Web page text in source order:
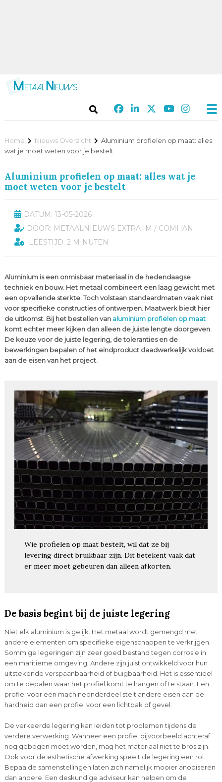
Home Nieuws Overzicht
Aluminium profielen op maat: alles
wat je moet weten voor je bestelt
Aluminium profielen op maat: alles wat je
moet weten voor je bestelt
DATUM: 13-05-2026
DOOR: METAALNIEUWS EXTRA IM / COMHAN
LEESTIJD: 2 MINUTEN
Aluminium is een onmisbaar materiaal in de hedendaagse
techniek en bouw. Het metaal combineert een laag gewicht met
een opvallende sterkte. Toch volstaan standaardmaten vaak niet
voor specifieke constructies of ontwerpen. Maatwerk biedt hier
de uitkomst. Bij het bestellen vanaluminium profielen op maat
komt echter meer kijken dan alleen de juiste lengte doorgeven.
De keuze voor de juiste legering, de toleranties en de
bewerkingen bepalen of het eindproduct daadwerkelijk voldoet
aan de eisen van het project.
Wie profielen op maat bestelt, wil dat ze bij
levering direct bruikbaar zijn. Dit betekent vaak dat
er meer moet gebeuren dan alleen afkorten.
De basis begint bij de juiste legering
Niet elk aluminium is gelijk. Het metaal wordt gemengd met
andere elementen om specifieke eigenschappen te verkrijgen.
Sommige legeringen zijn zeer goed bestand tegen corrosie in
een maritieme omgeving. Andere zijn juist ontwikkeld voor hun
uitstekende verspaanbaarheid of buigbaarheid. Het is essentieel
om te bepalen waar het profiel komt te hangen of te staan. Een
profiel voor een machineonderdeel stelt andere eisen aan de
hardheid dan een profiel voor een lichtbak of gevel.
De verkeerde legering kan leiden tot problemen tijdens de
verdere verwerking. Wanneer een profiel bijvoorbeeld achteraf
nog gebogen moet worden, mag het materiaal niet te bros zijn.
Ook voor de esthetische afwerking speelt de legering een rol.
Bepaalde samenstellingen laten zich namelijk mooier anodiseren
dan andere. Een deskundige adviseur kan helpen om de